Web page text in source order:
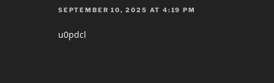
SEPTEMBER 10, 2025 AT 4:19 PM
u0pdcl